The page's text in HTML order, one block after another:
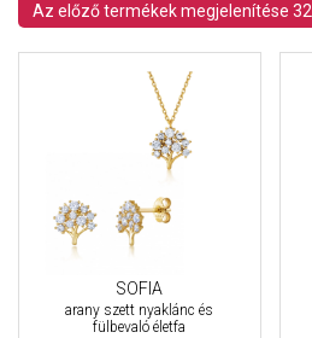
Az előző termékek megjelenítése 32
SOFIA
arany szett nyaklánc és
fülbevaló életfa